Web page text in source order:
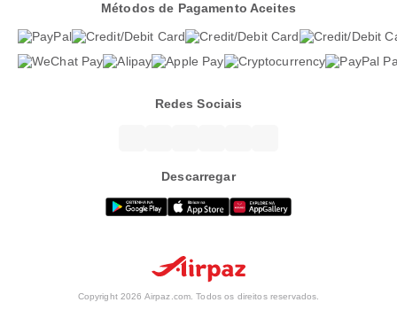
Métodos de Pagamento Aceites
Redes Sociais
Descarregar
Copyright 2026 Airpaz.com. Todos os direitos reservados.